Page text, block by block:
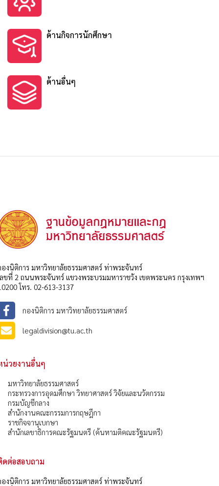
ด้านกิจการนักศึกษา
ด้านอื่นๆ
องนิติการ มหาวิทยาลัยธรรมศาสตร์ ท่าพระจันทร์
ลขที่ 2 ถนนพระจันทร์ แขวงพระบรมมหาราชวัง เขตพระนคร กรุงเทพฯ
โทร. 02-613-3137
กองนิติการ มหาวิทยาลัยธรรมศาสตร์
legaldivision@tu.ac.th
น่วยงานอื่นๆ
มหาวิทยาลัยธรรมศาสตร์
กระทรวงการอุดมศึกษา วิทยาศาสตร์ วิจัยและนวัตกรรม
กรมบัญชีกลาง
สำนักงานคณะกรรมการกฤษฎีกา
ราชกิจจานุเบกษา
สำนักเลขาธิการคณะรัฐมนตรี (ค้นหามติคณะรัฐมนตรี)
ดต่อสอบถาม
องนิติการ มหาวิทยาลัยธรรมศาสตร์ ท่าพระจันทร์